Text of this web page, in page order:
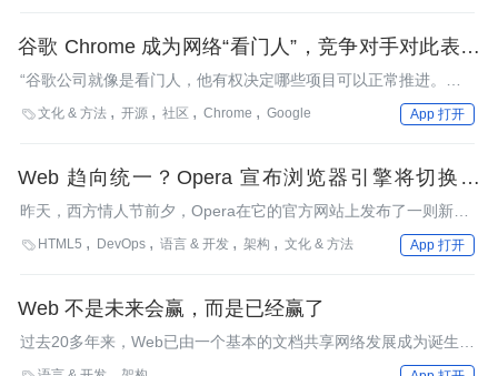
谷歌 Chrome 成为网络“看门人”，竞争对手对此表示
强烈不满
“谷歌公司就像是看门人，他有权决定哪些项目可以正常推进。如
果没能获得批准，那么我们将毫无办法。”
文化 & 方法 开源 社区 Chrome Google App 打开
Web 趋向统一？Opera 宣布浏览器引擎将切换至
WebKit
昨天，西方情人节前夕，Opera在它的官方网站上发布了一则新
闻，宣布它们的活跃用户已经达到了3亿。同时，Opera还发布了
一项重要的官方声明，宣布Opera的浏览器内核将从Presto转换为
惑和吐槽。
 HTML5 DevOps 语言 & 开发 架构 文化 & 方法 App 打开
Web 不是未来会赢，而是已经赢了
过去20多年来，Web已由一个基本的文档共享网络发展成为诞生之
初我们根本无法设想的，无所不能的平台。自面世之日起，Web就